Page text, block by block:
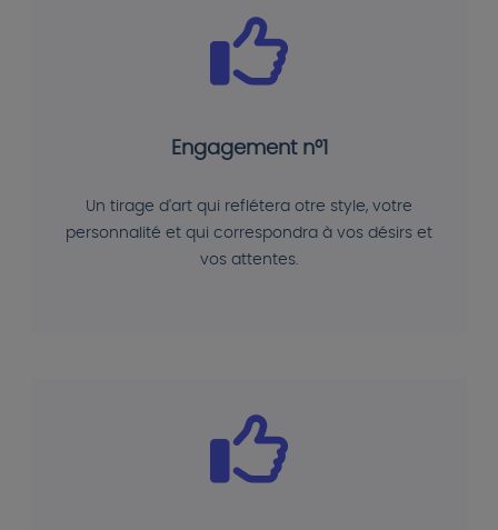
Engagement n°1
Un tirage d'art qui reflétera otre style, votre
personnalité et qui correspondra à vos désirs et
vos attentes.